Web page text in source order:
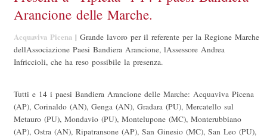
Arancione delle Marche.
Acquaviva Picena | Grande lavoro per il referente per la Regione Marche
dellAssociazione Paesi Bandiera Arancione, lAssessore Andrea
Infriccioli, che ha reso possibile la presenza.
Tutti e 14 i paesi Bandiera Arancione delle Marche: Acquaviva Picena
(AP), Corinaldo (AN), Genga (AN), Gradara (PU), Mercatello sul
Metauro (PU), Mondavio (PU), Montelupone (MC), Monterubbiano
(AP), Ostra (AN), Ripatransone (AP), San Ginesio (MC), San Leo (PU),